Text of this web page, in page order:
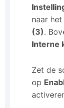
naar
(3).
Interne
Zet de
op